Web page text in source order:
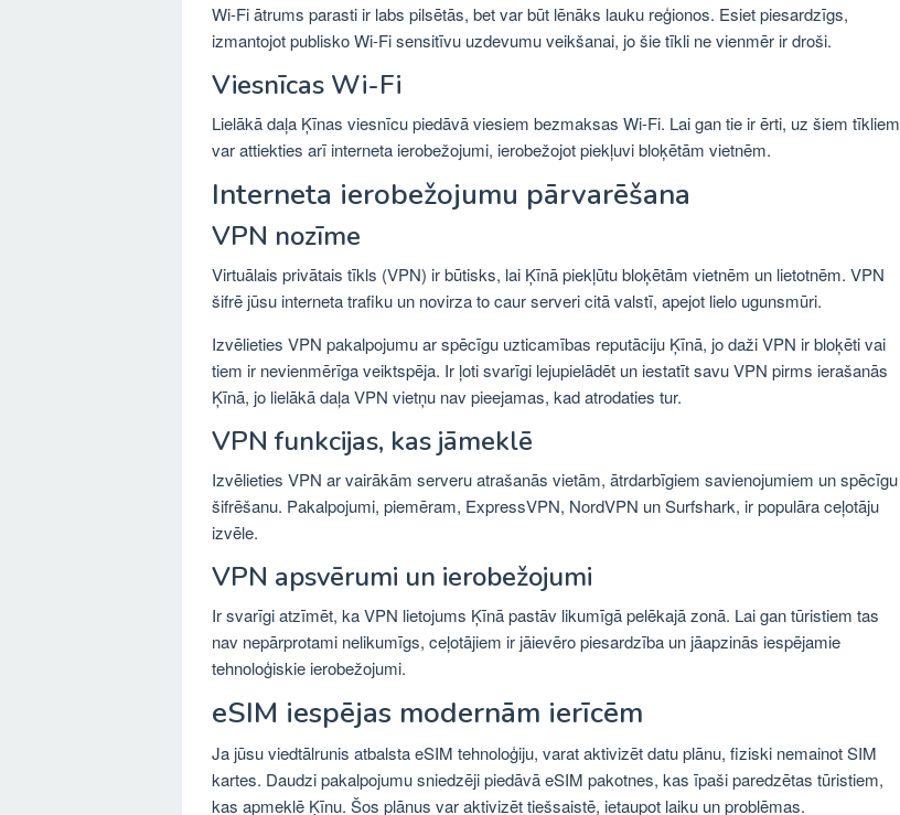
Wi-Fi ātrums parasti ir labs pilsētās, bet var būt lēnāks lauku reģionos. Esiet piesardzīgs,
izmantojot publisko Wi-Fi sensitīvu uzdevumu veikšanai, jo šie tīkli ne vienmēr ir droši.
Viesnīcas Wi-Fi
Lielākā daļa Ķīnas viesnīcu piedāvā viesiem bezmaksas Wi-Fi. Lai gan tie ir ērti, uz šiem tīkliem
var attiekties arī interneta ierobežojumi, ierobežojot piekļuvi bloķētām vietnēm.
Interneta ierobežojumu pārvarēšana
VPN nozīme
Virtuālais privātais tīkls (VPN) ir būtisks, lai Ķīnā piekļūtu bloķētām vietnēm un lietotnēm. VPN
šifrē jūsu interneta trafiku un novirza to caur serveri citā valstī, apejot lielo ugunsmūri.
Izvēlieties VPN pakalpojumu ar spēcīgu uzticamības reputāciju Ķīnā, jo daži VPN ir bloķēti vai
tiem ir nevienmērīga veiktspēja. Ir ļoti svarīgi lejupielādēt un iestatīt savu VPN pirms ierašanās
Ķīnā, jo lielākā daļa VPN vietņu nav pieejamas, kad atrodaties tur.
VPN funkcijas, kas jāmeklē
Izvēlieties VPN ar vairākām serveru atrašanās vietām, ātrdarbīgiem savienojumiem un spēcīgu
šifrēšanu. Pakalpojumi, piemēram, ExpressVPN, NordVPN un Surfshark, ir populāra ceļotāju
izvēle.
VPN apsvērumi un ierobežojumi
Ir svarīgi atzīmēt, ka VPN lietojums Ķīnā pastāv likumīgā pelēkajā zonā. Lai gan tūristiem tas
nav nepārprotami nelikumīgs, ceļotājiem ir jāievēro piesardzība un jāapzinās iespējamie
tehnoloģiskie ierobežojumi.
eSIM iespējas modernām ierīcēm
Ja jūsu viedtālrunis atbalsta eSIM tehnoloģiju, varat aktivizēt datu plānu, fiziski nemainot SIM
kartes. Daudzi pakalpojumu sniedzēji piedāvā eSIM pakotnes, kas īpaši paredzētas tūristiem,
kas apmeklē Ķīnu. Šos plānus var aktivizēt tiešsaistē, ietaupot laiku un problēmas.